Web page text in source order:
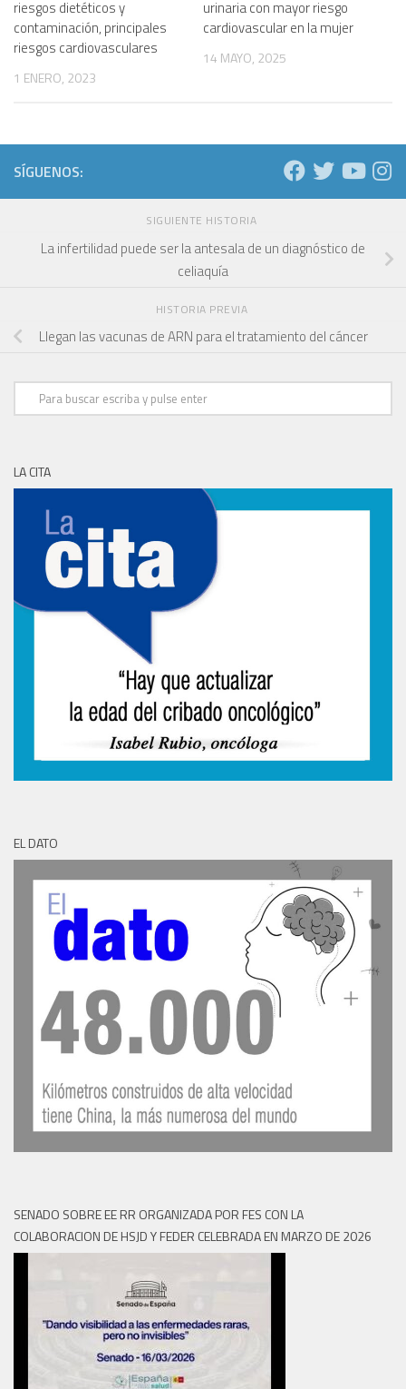
riesgos dietéticos y
contaminación, principales
riesgos cardiovasculares
1 ENERO, 2023
urinaria con mayor riesgo
cardiovascular en la mujer
14 MAYO, 2025
SÍGUENOS:
SIGUIENTE HISTORIA
La infertilidad puede ser la antesala de un diagnóstico de
celiaquía
HISTORIA PREVIA
Llegan las vacunas de ARN para el tratamiento del cáncer
LA CITA
EL DATO
SENADO SOBRE EE RR ORGANIZADA POR FES CON LA
COLABORACION DE HSJD Y FEDER CELEBRADA EN MARZO DE 2026